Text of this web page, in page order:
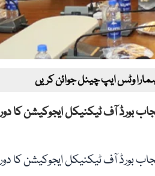
وٹس ایپ چینل جوائن کریں
بورڈ آف ٹیکنیکل ایجوکیشن کا
بورڈ آف ٹیکنیکل ایجوکیشن کا